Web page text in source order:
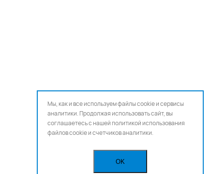
Мы, как и все используем файлы cookie и сервисы
аналитики. Продолжая использовать сайт, вы
соглашаетесь с нашейполитикой использования
файлов cookie и счетчиков аналитики.
OK